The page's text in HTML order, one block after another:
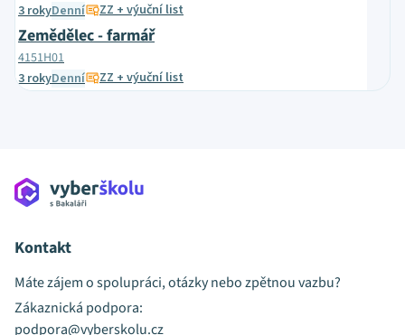
3 rokyDenní ZZ + výuční list
Zemědělec - farmář
4151H01
3 rokyDenní ZZ + výuční list
Kontakt
Máte zájem o spolupráci, otázky nebo zpětnou vazbu?
Zákaznická podpora:
podpora@vyberskolu.cz